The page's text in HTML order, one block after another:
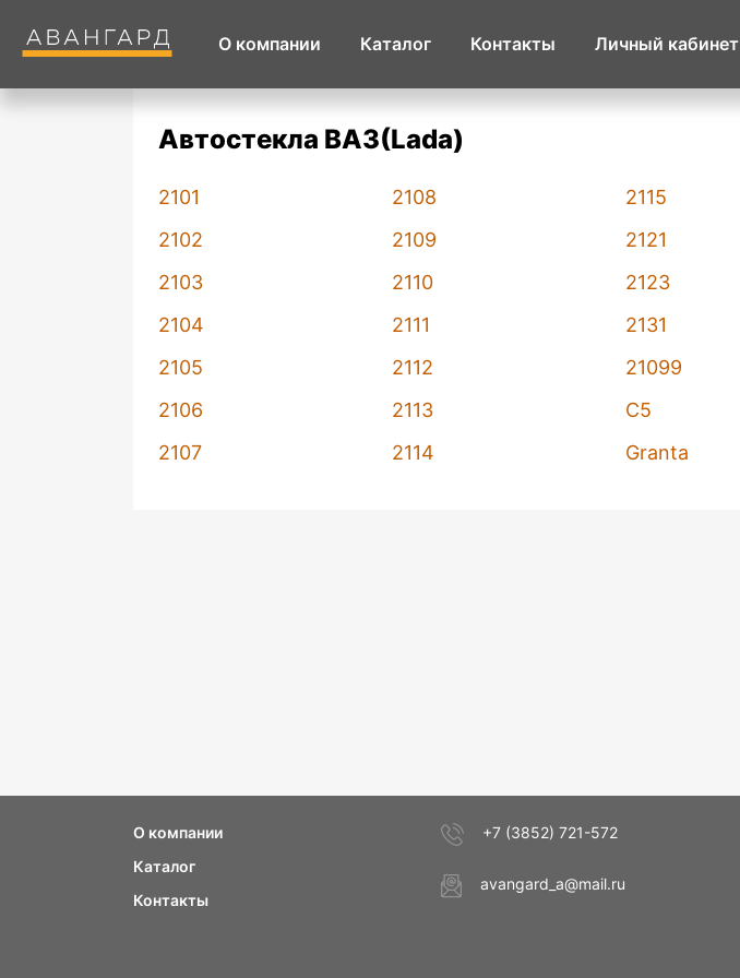
О компании Каталог Контакты Личный кабинет
Автостекла ВАЗ(Lada)
2101
2102
2103
2104
2105
2106
2107
2108
2109
2110
2111
2112
2113
2114
2115
2121
2123
2131
21099
C5
Granta
О компании
Каталог
Контакты
+7 (3852) 721-572
avangard_a@mail.ru